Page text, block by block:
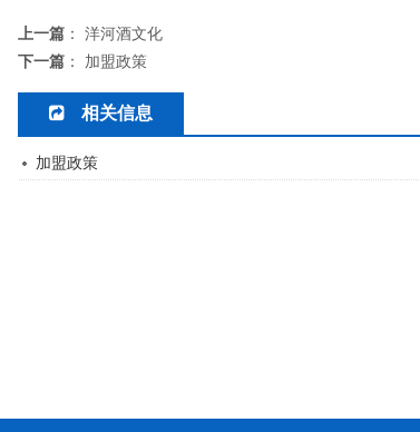
上一篇： 洋河酒文化
下一篇： 加盟政策
相关信息
加盟政策